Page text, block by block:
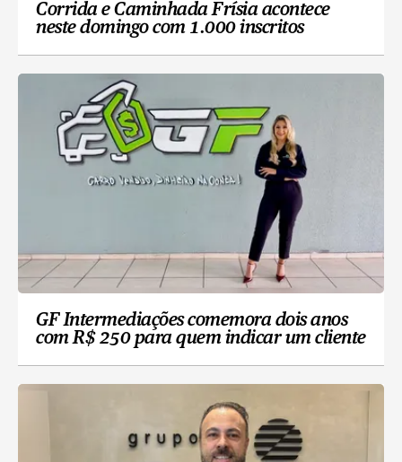
Corrida e Caminhada Frísia acontece
neste domingo com 1.000 inscritos
GF Intermediações comemora dois anos
com R$ 250 para quem indicar um cliente